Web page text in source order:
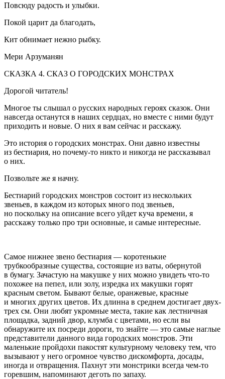
Повсюду радость и улыбки.
Покой царит да благодать,
Кит обнимает нежно рыбку.
Мери Арзуманян
СКАЗКА 4. СКАЗ О ГОРОДСКИХ МОНСТРАХ
Дорогой читатель!
Многое ты слышал о русских народных героях сказок. Они
навсегда останутся в наших сердцах, но вместе с ними будут
приходить и новые. О них я вам сейчас и расскажу.
Это история о городских монстрах. Они давно известны
из бестиария, но почему-то никто и никогда не рассказывал
о них.
Позвольте же я начну.
Бестиарий городских монстров состоит из нескольких
звеньев, в каждом из которых много под звеньев,
но поскольку на описание всего уйдет куча времени, я
расскажу только про три основные, и самые интересные.
Самое нижнее звено бестиария — коротенькие
трубкообразные существа, состоящие из ваты, обернутой
в бумагу. Зачастую на макушке у них можно увидеть что-то
похожее на пепел, или золу, изредка их макушки горят
красным светом. Бывают белые, оранжевые, красные
и многих других цветов. Их длинна в среднем достигает двух-
трех см. Они любят укромные места, такие как лестничная
площадка, задний двор, клумба с цветами, но если вы
обнаружите их посреди дороги, то знайте — это самые наглые
представители данного вида городских монстров. Эти
маленькие пройдохи пакостят культурному человеку тем, что
вызывают у него огромное чувство дискомфорта, досады,
иногда и отвращения. Пахнут эти монстрики всегда чем-то
горевшим, напоминают деготь по запаху.